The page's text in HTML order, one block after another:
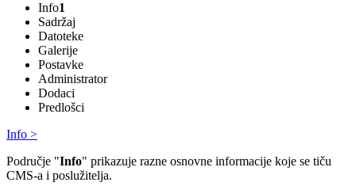
Info1
Sadržaj
Datoteke
Galerije
Postavke
Administrator
Dodaci
Predlošci
Info >
Područje "Info" prikazuje razne osnovne informacije koje se tiču ​​
CMS-a i poslužitelja.